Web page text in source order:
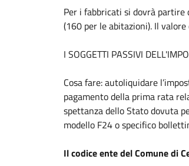
Per i fabbricati si dovrà
(160 per le abitazioni). Il
I SOGGETTI PASSIVI
Cosa fare: autoliquidare
pagamento della prima rata
spettanza dello Stato dovuta
modello F24 o specifico
Il codice ente del Comune di